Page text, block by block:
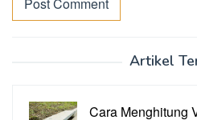
Artikel
Cara Menghitung